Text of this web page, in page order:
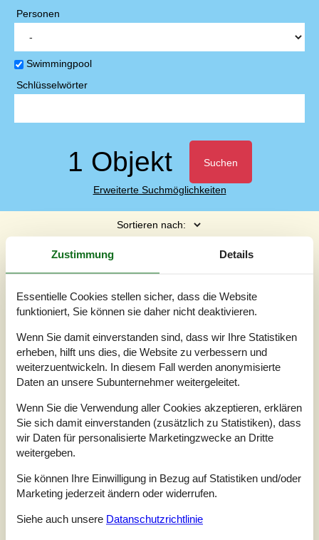
Personen
Swimmingpool
Schlüsselwörter
1 Objekt Suchen
Erweiterte Suchmöglichkeiten
Sortieren nach:
So sortieren wir
Modernisiertes Ferienhaus mit Pool
und Meerblick
Bro Strandvej - Vestfyn - 5464 - Brenderup
20 Personen Objekt Nr.:562-721558
Zustimmung Details
Essentielle Cookies stellen sicher, dass die Website
funktioniert, Sie können sie daher nicht deaktivieren.
Wenn Sie damit einverstanden sind, dass wir Ihre Statistiken
erheben, hilft uns dies, die Website zu verbessern und
weiterzuentwickeln. In diesem Fall werden anonymisierte
Daten an unsere Subunternehmer weitergeleitet.
Wenn Sie die Verwendung aller Cookies akzeptieren, erklären
Sie sich damit einverstanden (zusätzlich zu Statistiken), dass
wir Daten für personalisierte Marketingzwecke an Dritte
weitergeben.
Sie können Ihre Einwilligung in Bezug auf Statistiken und/oder
Marketing jederzeit ändern oder widerrufen.
Siehe auch unsere Datanschutzrichtlinie